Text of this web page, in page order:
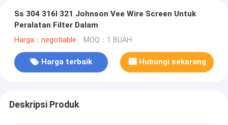
Ss 304 316l 321 Johnson Vee Wire Screen Untuk
Peralatan Filter Dalam
Harga：negotiable MOQ：1 BUAH
Harga terbaik Hubungi sekarang
Deskripsi Produk